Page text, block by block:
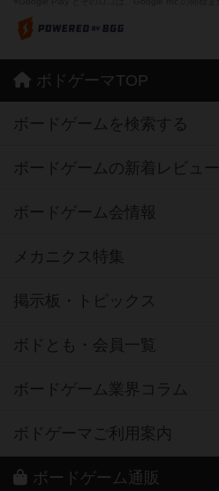
ボドゲーマTOP
ボードゲームを検索する
ボードゲームの新着レビュー
ボードゲーム会情報
メカニクス特集
掲示板・トピックス
ボドとも・会員一覧
ボードゲーム業界コラム
ボドゲーマご利用案内
ボードゲーム通販